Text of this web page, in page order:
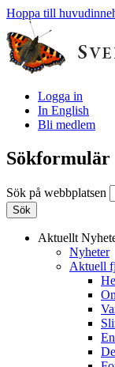
Hoppa till
Logga in
In English
Bli medlem
Sökformulär
Sök på webbplatsen
Aktuellt
Nyheter
Aktuell